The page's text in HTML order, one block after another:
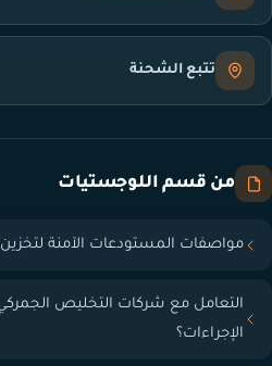
تتبع الشحنة
من قسم اللوجستيات
مواصفات المستودعات الآمنة لتخزين
التعامل مع شركات التخليص
الإجراءات؟